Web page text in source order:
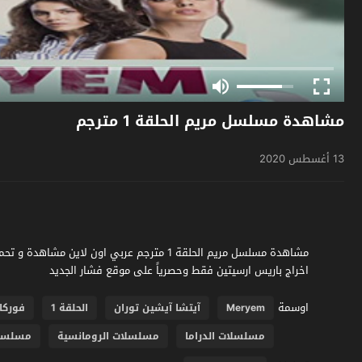
مشاهدة مسلسل مريم الحلقة 1 مترجم
13 أغسطس 2020
اخراج باريس ارسيتين فقط وحصرياً على موقع فشار الجديد
اوسمة
Meryem آيتشا آيشين توران الحلقة 1
مسلسلات الدراما
مسلسلات الرومانسية